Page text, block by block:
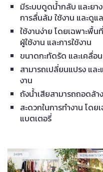
มีระบบดูดน้ำกลับ และย
การลื่นล้ม ใช้งาน และดูแ
ใช้งานง่าย โดยเฉพาะพื้
ผู้ใช้งาน และการใช้งาน
ขนาดกะทัดรัด และเคลื่อ
สามารถเปลี่ยนแปรง แล
งาน
ถังน้ำเสียสามารถถอดล้า
สะดวกในการทำงาน โด
แบตเตอรี่